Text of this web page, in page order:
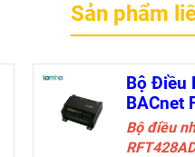
Sản phẩm
Bộ Điều
BACnet
Resideo
Bộ điều